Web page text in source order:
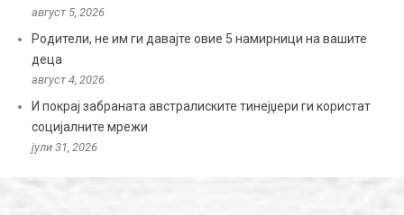
август 5, 2026
Родители, не им ги давајте овие 5 намирници на вашите
деца
август 4, 2026
И покрај забраната австралиските тинејџери ги користат
социјалните мрежи
јули 31, 2026